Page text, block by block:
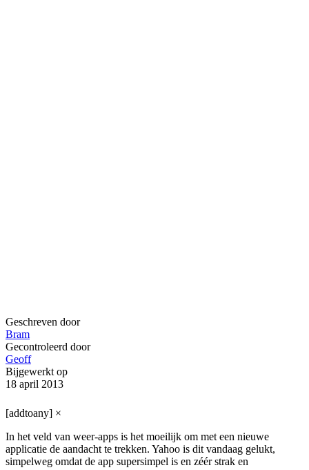
Geschreven door
Bram
Gecontroleerd door
Geoff
Bijgewerkt op
18 april 2013
[addtoany] ×
In het veld van weer-apps is het moeilijk om met een nieuwe
applicatie de aandacht te trekken. Yahoo is dit vandaag gelukt,
simpelweg omdat de app supersimpel is en zéér strak en